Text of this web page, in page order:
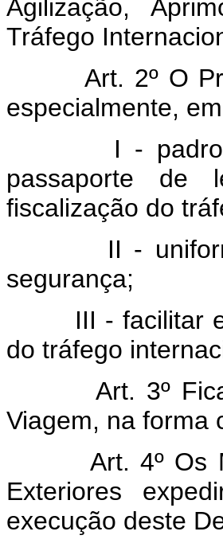
Agilização,
Tráfego
Art. 2º O
especialmente,
I - padronizar
passaporte de
fiscalização do
II -
segurança;
III - facilitar e
do tráfego
Art. 3º
Viagem, na forma
Art. 4º Os
Exteriores
execução deste